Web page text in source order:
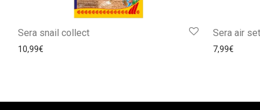
Sera snail collect
10,99€
Sera air
7,99€